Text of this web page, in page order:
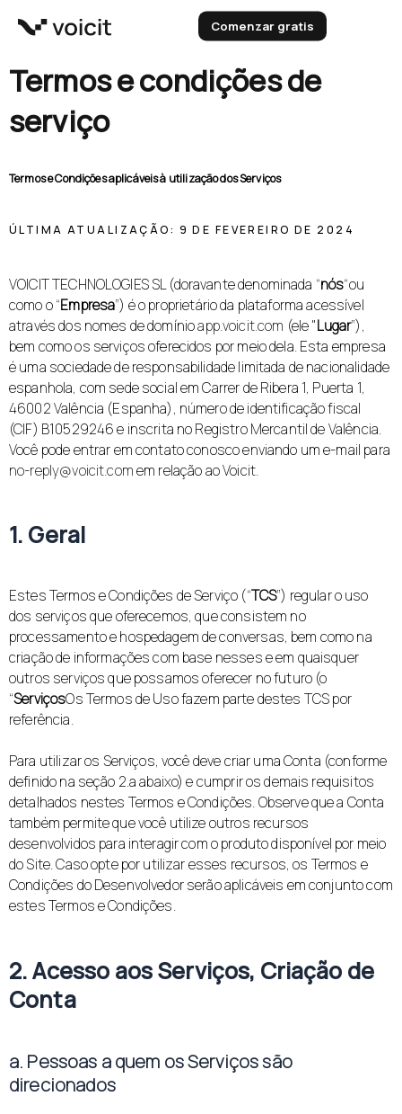
Comenzar gratis
Termos e condições de
serviço
Termos e Condições aplicáveis à utilização dos Serviços
ÚLTIMA ATUALIZAÇÃO: 9 DE FEVEREIRO DE 2024
VOICIT TECHNOLOGIES SL (doravante denominada “nós“ou
como o “Empresa”) é o proprietário da plataforma acessível
através dos nomes de domínioapp.voicit.com (ele "Lugar”),
bem como os serviços oferecidos por meio dela. Esta empresa
é uma sociedade de responsabilidade limitada de nacionalidade
espanhola, com sede social em Carrer de Ribera 1, Puerta 1,
46002 Valência (Espanha), número de identificação fiscal
(CIF) B10529246 e inscrita no Registro Mercantil de Valência.
Você pode entrar em contato conosco enviando um e-mail para
no-reply@voicit.comem relação ao Voicit.
1. Geral
Estes Termos e Condições de Serviço (“TCS”) regular o uso
dos serviços que oferecemos, que consistem no
processamento e hospedagem de conversas, bem como na
criação de informações com base nesses e em quaisquer
outros serviços que possamos oferecer no futuro (o
“ServiçosOs Termos de Uso fazem parte destes TCS por
referência.
Para utilizar os Serviços, você deve criar uma Conta (conforme
definido na seção 2.a abaixo) e cumprir os demais requisitos
detalhados nestes Termos e Condições. Observe que a Conta
também permite que você utilize outros recursos
desenvolvidos para interagir com o produto disponível por meio
do Site. Caso opte por utilizar esses recursos, os Termos e
Condições do Desenvolvedor serão aplicáveis em conjunto com
estes Termos e Condições.
2. Acesso aos Serviços, Criação de
Conta
a. Pessoas a quem os Serviços são
direcionados